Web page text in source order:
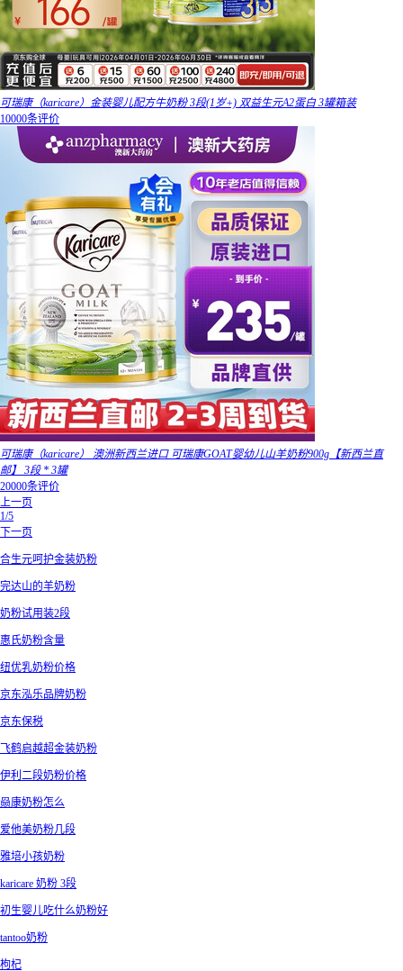
可瑞康（karicare）金装婴儿配方牛奶粉 3段(1岁+) 双益生元A2蛋白 3罐箱装
10000条评价
可瑞康（karicare） 澳洲新西兰进口 可瑞康GOAT婴幼儿山羊奶粉900g【新西兰直
邮】 3段 * 3罐
20000条评价
上一页
1/5
下一页
合生元呵护金装奶粉
完达山的羊奶粉
奶粉试用装2段
惠氏奶粉含量
纽优乳奶粉价格
京东泓乐品牌奶粉
京东保税
飞鹤启越超金装奶粉
伊利二段奶粉价格
赑康奶粉怎么
爱他美奶粉几段
雅培小孩奶粉
karicare 奶粉 3段
初生婴儿吃什么奶粉好
tantoo奶粉
枸杞